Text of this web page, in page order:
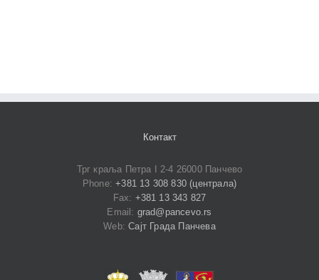
Контакт
Трг краља Петра I 2-4 26000 Панчево
Phone:+381 13 308 830 (централа)
Fax: +381 13 343 827
Email: grad@pancevo.rs
Web:Сајт Града Панчева